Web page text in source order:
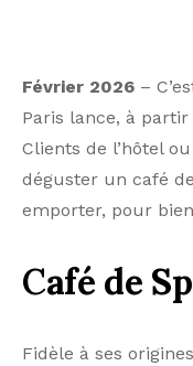
Février 2026 –
Paris lance, à
Clients de l’hôtel
déguster un café
emporter, pour
Café de S
Fidèle à ses